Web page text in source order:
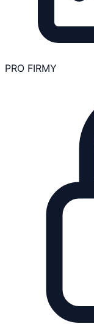
PRO FIRMY